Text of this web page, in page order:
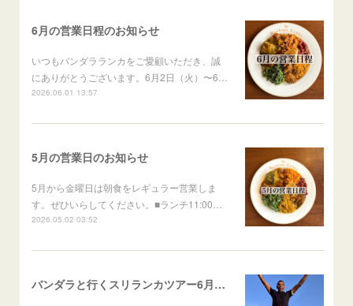
6月の営業日程のお知らせ
いつもバンダラランカをご愛顧いただき、誠
にありがとうございます。6月2日（火）〜6…
2026.06.01 13:57
5月の営業日のお知らせ
5月から金曜日は朝食をレギュラー営業しま
す。ぜひいらしてください。■ランチ11:00…
2026.05.02 03:52
バンダラと行くスリランカツアー6月出発